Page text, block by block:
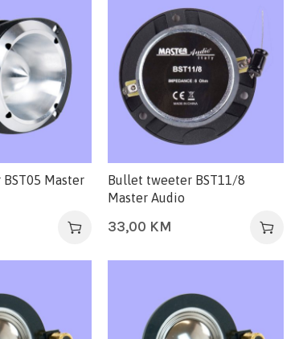
Master
Bullet tweeter BST11/8
Master Audio
33,00 KM